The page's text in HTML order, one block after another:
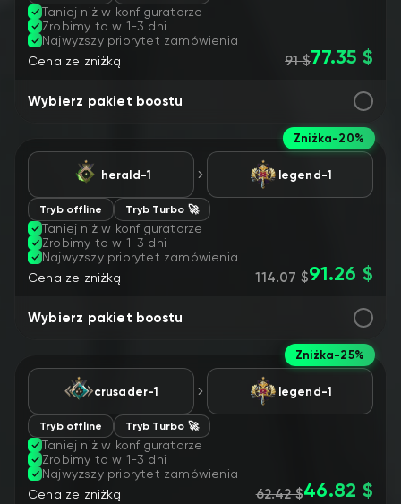
Taniej niż w konfiguratorze
Zrobimy to w 1-3 dni
Najwyższy priorytet zamówienia
Cena ze zniżką
91 $77.35 $
Wybierz pakiet boostu
Zniżka-20%
herald-1 legend-1
Tryb offline Tryb Turbo 🚀
Taniej niż w konfiguratorze
Zrobimy to w 1-3 dni
Najwyższy priorytet zamówienia
Cena ze zniżką
114.07 $91.26 $
Wybierz pakiet boostu
Zniżka-25%
crusader-1 legend-1
Tryb offline Tryb Turbo 🚀
Taniej niż w konfiguratorze
Zrobimy to w 1-3 dni
Najwyższy priorytet zamówienia
Cena ze zniżką
62.42 $46.82 $